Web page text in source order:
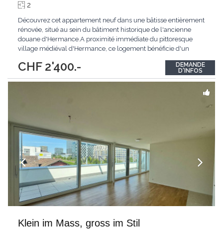
CHF 2'400.-
2
Découvrez cet appartement neuf dans une bâtisse entièrement
rénovée, situé au sein du bâtiment historique de l'ancienne
douane d'Hermance.A proximité immédiate du pittoresque
village médiéval d'Hermance, ce logement bénéficie d'un
bâtiment de l'ancienne douane, témoin du riche passé
historique de la région, profite d'un...
DEMANDE
D'INFOS
Klein im Mass, gross im Stil